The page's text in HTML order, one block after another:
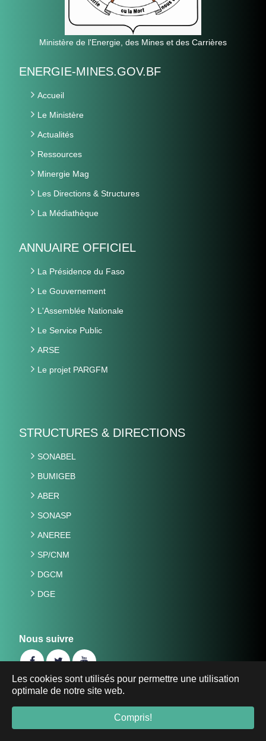
Les cookies sont utilisés pour permettre une utilisation
optimale de notre site web.
Compris!
Ministère de l'Energie, des Mines et des Carrières
ENERGIE-MINES.GOV.BF
Accueil
Le Ministère
Actualités
Ressources
Minergie Mag
Les Directions & Structures
La Médiathèque
ANNUAIRE OFFICIEL
La Présidence du Faso
Le Gouvernement
L'Assemblée Nationale
Le Service Public
ARSE
Le projet PARGFM
STRUCTURES & DIRECTIONS
SONABEL
BUMIGEB
ABER
SONASP
ANEREE
SP/CNM
DGCM
DGE
Nous suivre
©2019 Ministère de l'Energie, des Mines et des Carrières
Mentions Légales